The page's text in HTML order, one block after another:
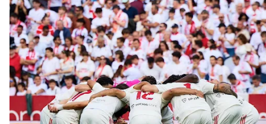
Miguel Sierra: La temporada pasada se vio
reflejado que podemos tirar para delante y
trabajamos con ilusión
Diomande ya es madridista mientras Rodri agita el
mercado
OFICIAL | Juanlu se marcha al Bournemouth